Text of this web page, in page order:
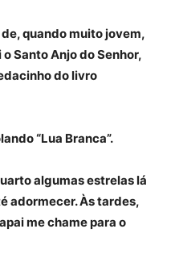
quando muito jovem,
Santo Anjo do Senhor,
do livro
“Lua Branca”.
algumas estrelas lá
adormecer. Às tardes,
me chame para o